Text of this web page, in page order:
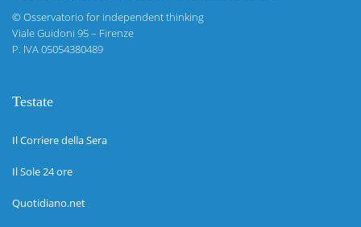
©Osservatorio for independent thinking
Viale Guidoni 95 – Firenze
P. IVA 05054380489
Testate
Il Corriere della Sera
Il Sole 24 ore
Quotidiano.net